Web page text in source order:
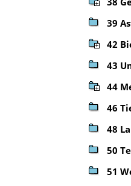
39
42
43
44
46
48
50
51